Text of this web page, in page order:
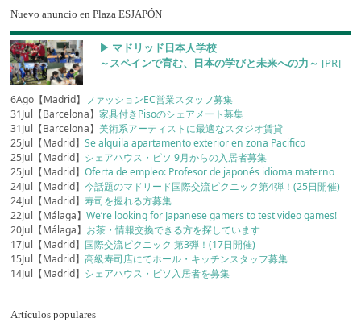
Nuevo anuncio en Plaza ESJAPÓN
▶︎ マドリッド日本人学校
～スペインで育む、日本の学びと未来への力～ [PR]
6Ago【Madrid】 ファッションEC営業スタッフ募集
31Jul【Barcelona】家具付きPisoのシェアメート募集
31Jul【Barcelona】美術系アーティストに最適なスタジオ賃貸
25Jul【Madrid】Se alquila apartamento exterior en zona Pacifico
25Jul【Madrid】 シェアハウス・ピソ 9月からの入居者募集
25Jul【Madrid】Oferta de empleo: Profesor de japonés idioma materno
24Jul【Madrid】今話題のマドリード国際交流ピクニック第4弾！(25日開催)
24Jul【Madrid】寿司を握れる方募集
22Jul【Málaga】We’re looking for Japanese gamers to test video games!
20Jul【Málaga】 お茶・情報交換できる方を探しています
17Jul【Madrid】 国際交流ピクニック 第3弾！(17日開催)
15Jul【Madrid】高級寿司店にてホール・キッチンスタッフ募集
14Jul【Madrid】 シェアハウス・ピソ入居者を募集
Artículos populares